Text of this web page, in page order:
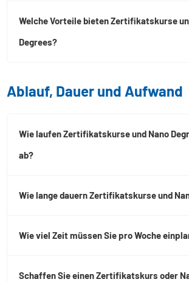
Welche Vorteile bieten Zertifikatskurse
Degrees?
Ablauf, Dauer und Aufwand
Wie laufen Zertifikatskurse und Nano
ab?
Wie lange dauern Zertifikatskurse und
Wie viel Zeit müssen Sie pro Woche
Schaffen Sie einen Zertifikatskurs oder